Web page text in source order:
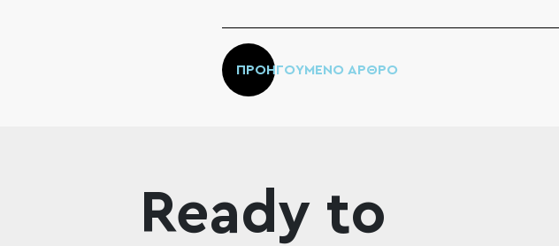
ΠΡΟΗΓΟΥΜΕΝΟ ΑΡΘΡΟ
Ready to